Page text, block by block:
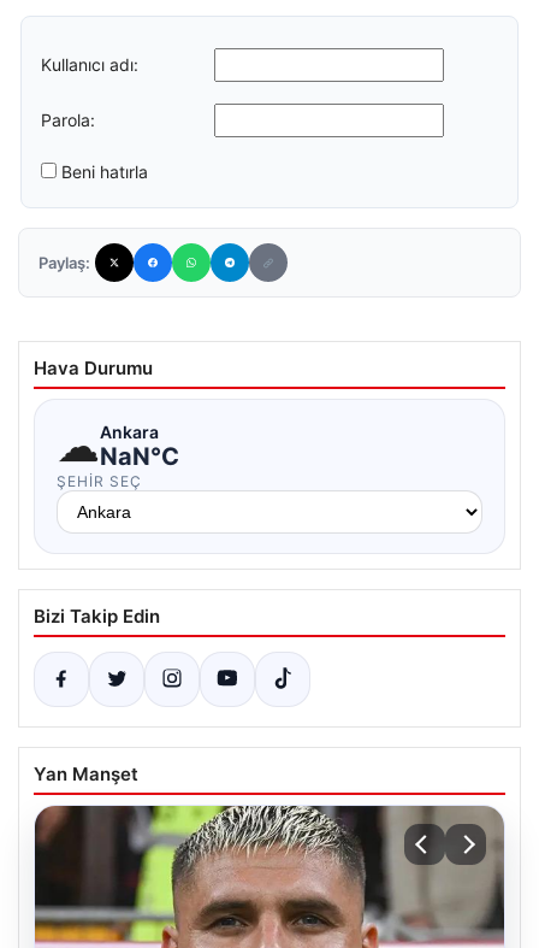
Kullanıcı adı:
Parola:
Beni hatırla
Paylaş:
Hava Durumu
☁Ankara
NaN°C
ŞEHIR SEÇ
Bizi Takip Edin
Yan Manşet